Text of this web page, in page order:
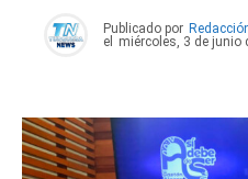
Publicado por
el
miércoles, 3 de junio